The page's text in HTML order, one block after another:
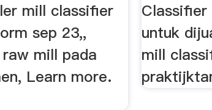
mill classifier
sep 23,,
mill pada
Learn more.
Classifier
untuk
mill